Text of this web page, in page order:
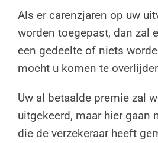
Als er carenzjaren op uw
worden toegepast, dan zal
een gedeelte of niets
mocht u komen te
Uw al betaalde premie zal
uitgekeerd, maar hier gaan
die de verzekeraar heeft